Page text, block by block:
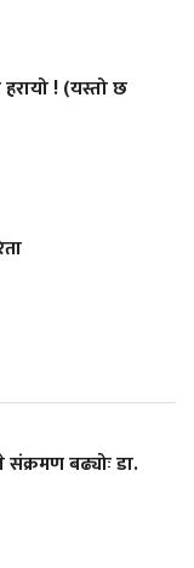
! (यस्तो छ
बढ्योः डा.